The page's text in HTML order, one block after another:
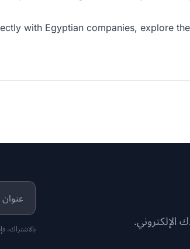
with Egyptian companies, explore
الإلكتروني.
بالاشتراك،